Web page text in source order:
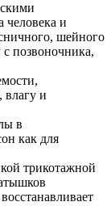
человека и
шейного
позвоночника,
влагу и
в
как для
трикотажной